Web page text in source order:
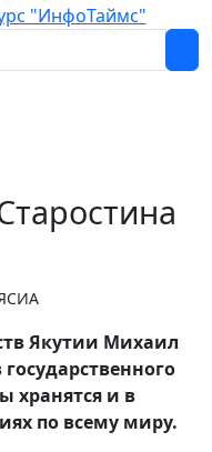
Якутии Михаил
хранятся и в
по всему миру.